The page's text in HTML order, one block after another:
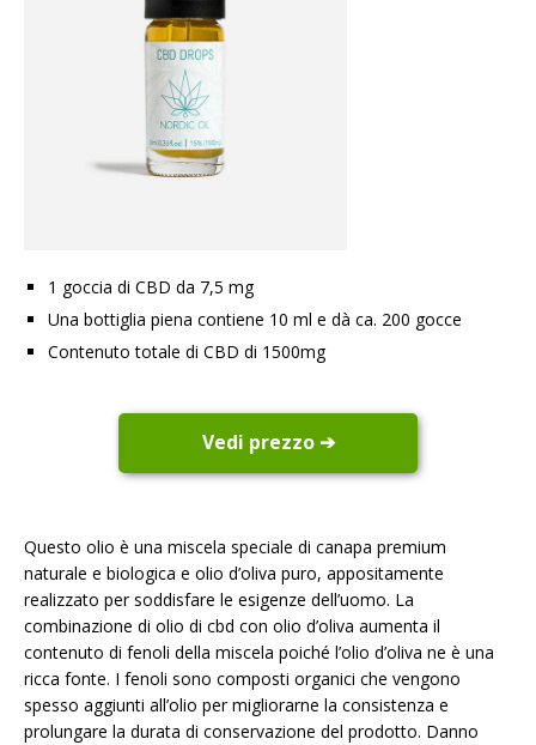
1 goccia di CBD da 7,5 mg
Una bottiglia piena contiene 10 ml e dà ca. 200 gocce
Contenuto totale di CBD di 1500mg
Vedi prezzo ➔
Questo olio è una miscela speciale di canapa premium
naturale e biologica e olio d’oliva puro, appositamente
realizzato per soddisfare le esigenze dell’uomo. La
combinazione di olio di cbd con olio d’oliva aumenta il
contenuto di fenoli della miscela poiché l’olio d’oliva ne è una
ricca fonte. I fenoli sono composti organici che vengono
spesso aggiunti all’olio per migliorarne la consistenza e
prolungare la durata di conservazione del prodotto. Danno